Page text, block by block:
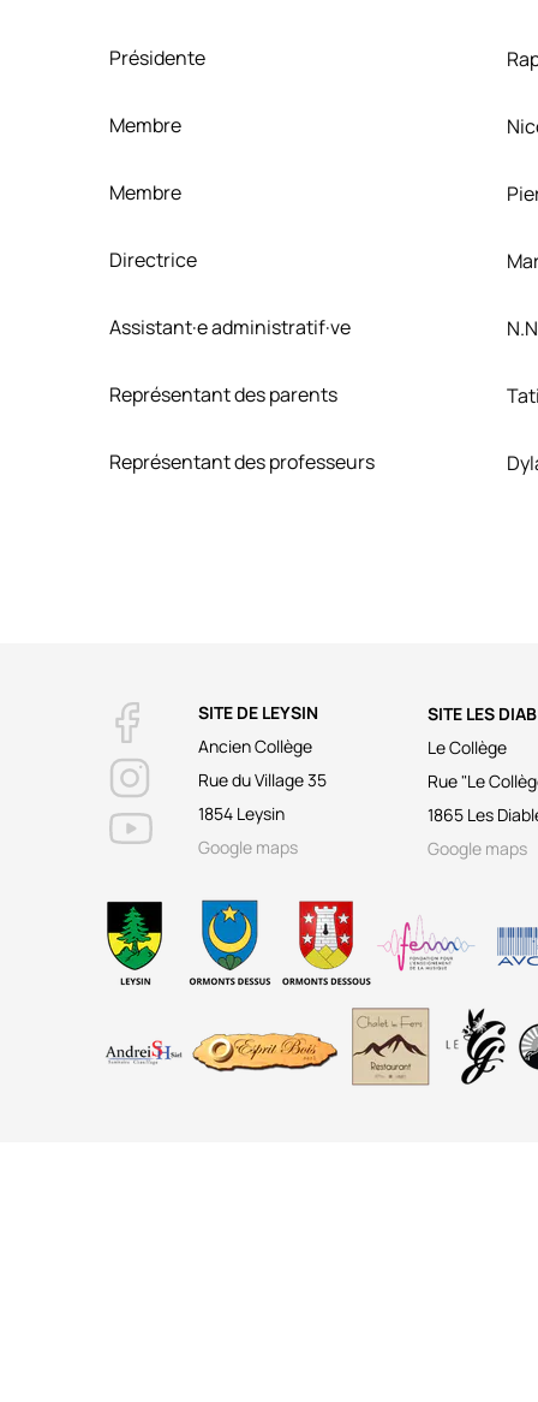
SITE DE LEYSIN
Ancien Collège
Rue du Village 35
1854 Leysin
Google maps
SITE LES
Le Collège
Rue "Le
1865 Les
Google maps
Présidente
Membre
Membre
Directrice
Assistant·e administratif·ve
Représentant des parents
Représentant des professeurs